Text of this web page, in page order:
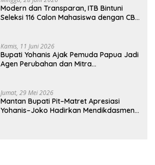
Modern dan Transparan, ITB Bintuni
Seleksi 116 Calon Mahasiswa dengan CBT
Kamis, 11 Juni 2026
Bupati Yohanis Ajak Pemuda Papua Jadi
Agen Perubahan dan Mitra
Jumat, 29 Mei 2026
Mantan Bupati Pit–Matret Apresiasi
Yohanis–Joko Hadirkan Mendikdasmen